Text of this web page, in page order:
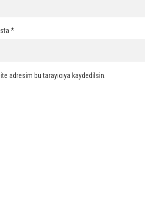
*
adresim bu tarayıcıya kaydedilsin.